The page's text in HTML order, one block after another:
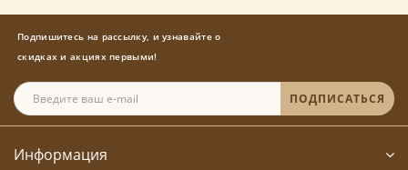
Подпишитесь на рассылку, и узнавайте о
скидках и акциях первыми!
ПОДПИСАТЬСЯ
Информация